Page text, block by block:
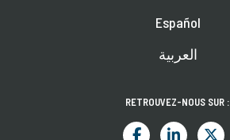
Español
العربية
RETROUVEZ-NOUS SUR :